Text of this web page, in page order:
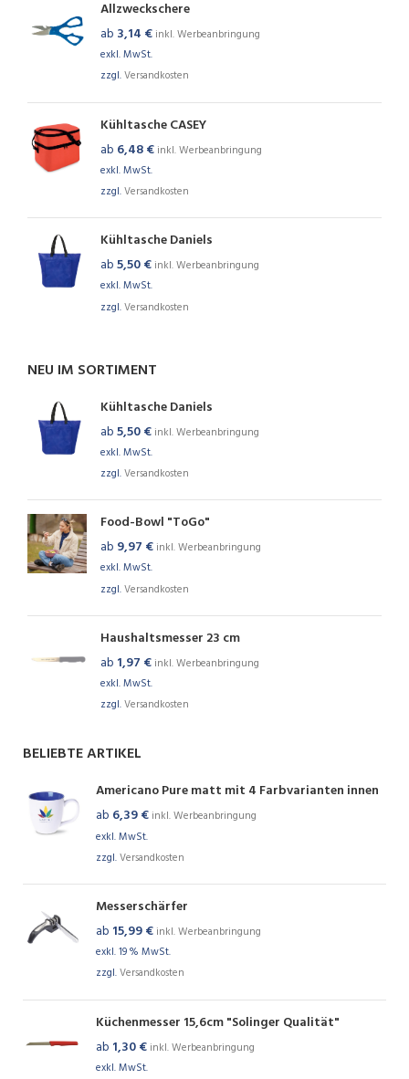
Allzweckschere
ab 3,14 € inkl. Werbeanbringung
exkl. MwSt.
zzgl.Versandkosten
Kühltasche CASEY
ab 6,48€ inkl. Werbeanbringung
exkl. MwSt.
zzgl.Versandkosten
Kühltasche Daniels
ab5,50€ inkl. Werbeanbringung
exkl. MwSt.
zzgl.Versandkosten
NEU IM SORTIMENT
Kühltasche Daniels
ab5,50€ inkl. Werbeanbringung
exkl. MwSt.
zzgl.Versandkosten
Food-Bowl "ToGo"
ab 9,97 € inkl. Werbeanbringung
exkl. MwSt.
zzgl.Versandkosten
Haushaltsmesser 23 cm
ab 1,97 € inkl. Werbeanbringung
exkl. MwSt.
zzgl.Versandkosten
BELIEBTE ARTIKEL
Americano Pure matt mit 4 Farbvarianten innen
ab 6,39€ inkl. Werbeanbringung
exkl. MwSt.
zzgl.Versandkosten
Messerschärfer
ab 15,99€ inkl. Werbeanbringung
exkl. 19 % MwSt.
zzgl.Versandkosten
Küchenmesser 15,6cm "Solinger Qualität"
ab 1,30€ inkl. Werbeanbringung
exkl. MwSt.